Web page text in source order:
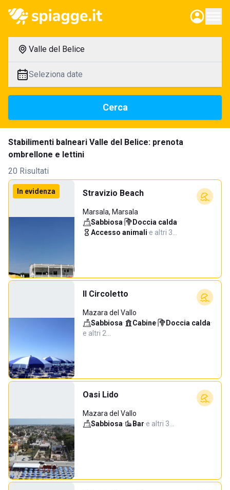
Valle del Belice
Seleziona date
Cerca
Stabilimenti balneari Valle del Belice: prenota
ombrellone e lettini
20 Risultati
In evidenza Stravizio Beach
Marsala, Marsala
Sabbiosa· Doccia calda·
Accesso animali·e altri 3…
Il Circoletto
Mazara del Vallo
Sabbiosa· Cabine· Doccia calda·
e altri 2…
Oasi Lido
Mazara del Vallo
Sabbiosa· Bar·e altri 3…